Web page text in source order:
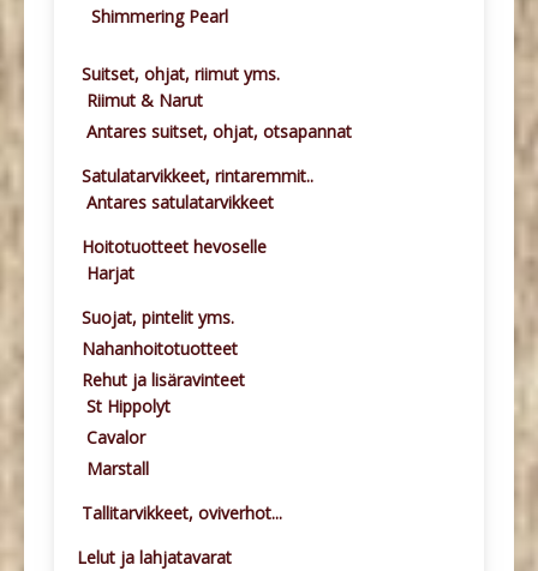
Shimmering Pearl
Suitset, ohjat, riimut yms.
Riimut & Narut
Antares suitset, ohjat, otsapannat
Satulatarvikkeet, rintaremmit..
Antares satulatarvikkeet
Hoitotuotteet hevoselle
Harjat
Suojat, pintelit yms.
Nahanhoitotuotteet
Rehut ja lisäravinteet
St Hippolyt
Cavalor
Marstall
Tallitarvikkeet, oviverhot...
Lelut ja lahjatavarat